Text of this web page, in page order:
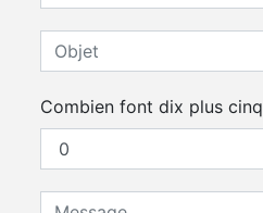
Combien font dix plus cinq